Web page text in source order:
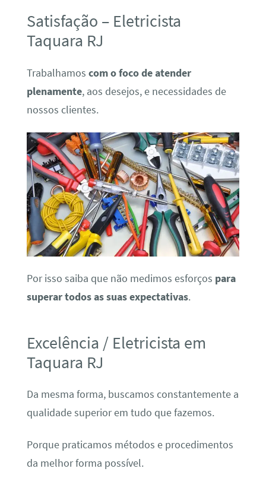
Satisfação – Eletricista
Taquara RJ
Trabalhamos com o foco de atender
plenamente, aos desejos, e necessidades de
nossos clientes.
Por isso saiba que não medimos esforços para
superar todos as suas expectativas.
Excelência / Eletricista em
Taquara RJ
Da mesma forma, buscamos constantemente a
qualidade superior em tudo que fazemos.
Porque praticamos métodos e procedimentos
da melhor forma possível.